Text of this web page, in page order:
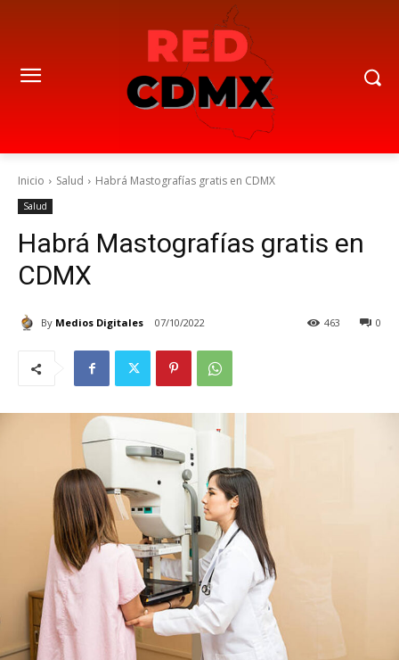
Inicio Salud Habrá Mastografías gratis en CDMX
Salud
Habrá Mastografías gratis en
CDMX
By Medios Digitales 07/10/2022 0
463